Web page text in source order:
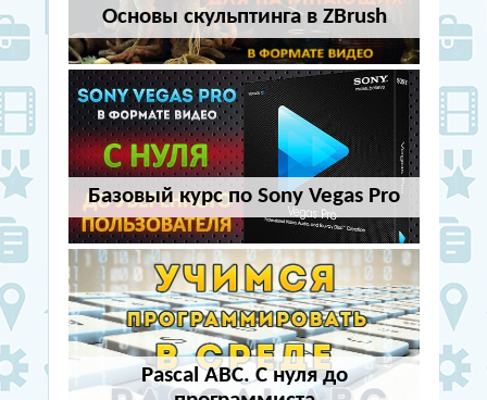
Основы скульптинга в ZBrush
Базовый курс по Sony Vegas Pro
Pascal ABC. С нуля до